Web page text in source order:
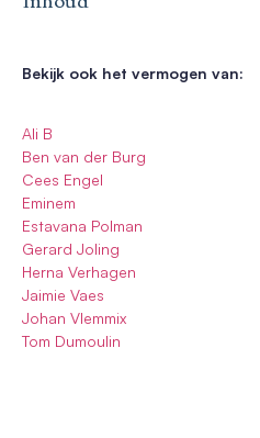
Bekijk ook het vermogen van:
Ali B
Ben van der Burg
Cees Engel
Eminem
Estavana Polman
Gerard Joling
Herna Verhagen
Jaimie Vaes
Johan Vlemmix
Tom Dumoulin